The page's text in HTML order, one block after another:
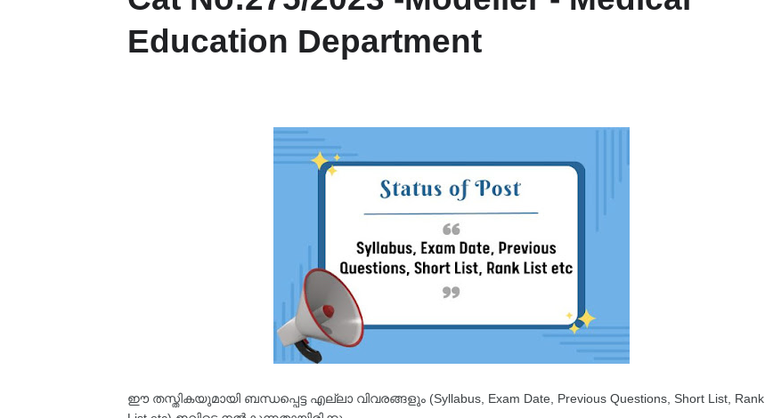
Education Department
ഈ തസ്തികയുമായി ബന്ധപ്പെട്ട എല്ലാ വിവരങ്ങളും (Syllabus, Exam Date, Previous Questions, Short List, Rank